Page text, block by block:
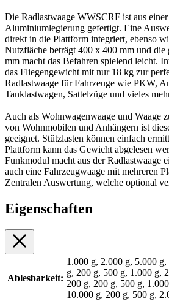
Die Radlastwaage WWSCRF ist aus
Aluminiumlegierung gefertigt. Eine
direkt in die Plattform integriert, ebenso
Nutzfläche beträgt 400 x 400 mm und
mm macht das Befahren spielend leicht.
das Fliegengewicht mit nur 18 kg zur
Radlastwaage für Fahrzeuge wie PKW,
Tanklastwagen, Sattelzüge und vieles
Auch als Wohnwagenwaage und Waage
von Wohnmobilen und Anhängern ist
geeignet. Stützlasten können einfach
Plattform kann das Gewicht abgelesen
Funkmodul macht aus der Radlastwaage
auch eine Fahrzeugwaage mit mehreren
Zentralen Auswertung, welche optional
Eigenschaften
Ablesbarkeit:
1.000 g, 2.000 g, 5.000
g, 200 g, 500 g, 1.000 g,
200 g, 200 g, 500 g,
10.000 g, 200 g, 500 g,